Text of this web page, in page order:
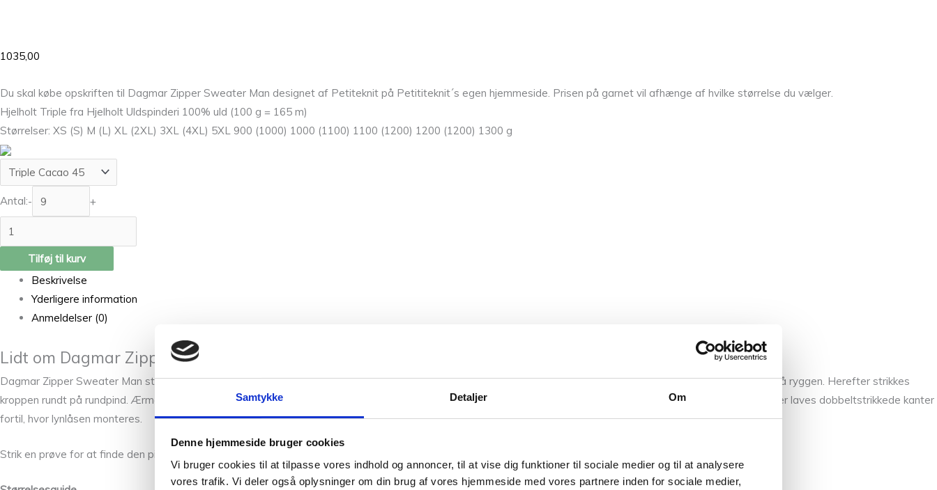
Samtykke Detaljer Om
Denne hjemmeside bruger cookies
Vi bruger cookies til at tilpasse vores indhold og annoncer, til at vise dig funktioner til sociale medier og til at analysere
vores trafik. Vi deler også oplysninger om din brug af vores hjemmeside med vores partnere inden for sociale medier,
1035,00
Du skal købe opskriften til Dagmar Zipper Sweater Man designet af Petiteknit på Petititeknit´s egen hjemmeside. Prisen på garnet vil afhænge af hvilke størrelse du vælger.
Hjelholt Triple fra Hjelholt Uldspinderi 100% uld (100 g = 165 m)
Størrelser: XS (S) M (L) XL (2XL) 3XL (4XL) 5XL 900 (1000) 1000 (1100) 1100 (1200) 1200 (1200) 1300 g
Antal:- +
Tilføj til kurv
Beskrivelse
Yderligere information
Anmeldelser (0)
Lidt om Dagmar Zipper Sweater Man designet af Petiteknit
Dagmar Zipper Sweater Man strikkes oppefra og ned med strukturmønster. Først strikkes ryggen, hvorefter skuldrene strikkes ud fra opsamlede masker øverst på ryggen. Herefter strikkes
kroppen rundt på rundpind. Ærmerne strikkes også rundt på rundpind, ud fra opsamlede masker i ærmeåbningen. Til sidst strikkes en ribkant rundt om halsen, og der laves dobbeltstrikkede kanter
fortil, hvor lynlåsen monteres.
Strik en prøve for at finde den pindestørrelse, der giver den ønskede strikkefasthed. Strikkeprøven kan laves efter diagrammet i opskriften.